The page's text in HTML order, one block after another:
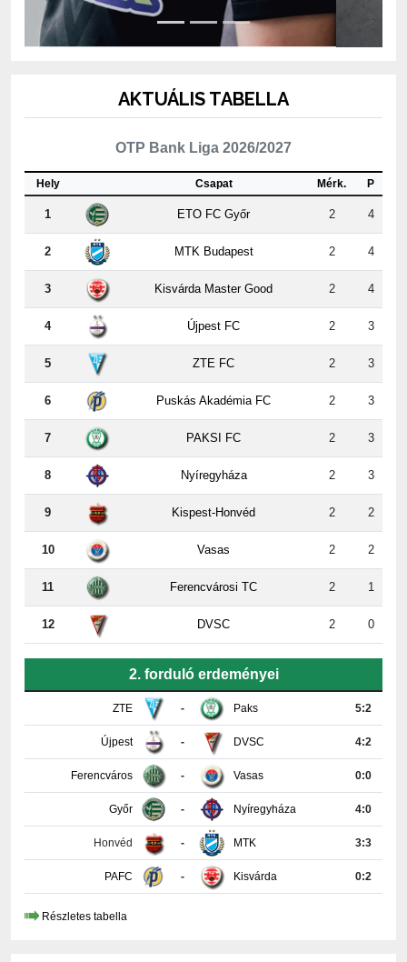
OTP Bank Liga 2026/2027
Csapat
1 ETO FC Győr 2 4
2 MTK Budapest 2 4
3 Kisvárda Master Good 2 4
4 Újpest FC 2 3
5 ZTE FC 2 3
6 Puskás Akadémia FC 2 3
7 PAKSI FC 2 3
8 Nyíregyháza 2 3
9 Kispest-Honvéd 2 2
10 Vasas 2 2
11 Ferencvárosi TC 2 1
12 DVSC 2 0
ZTE - Paks
Újpest DVSC 4:2
Ferencváros Vasas 0:0
Győr Nyíregyháza 4:0
Honvéd MTK 3:3
PAFC Kisvárda 0:2
Részletes tabella